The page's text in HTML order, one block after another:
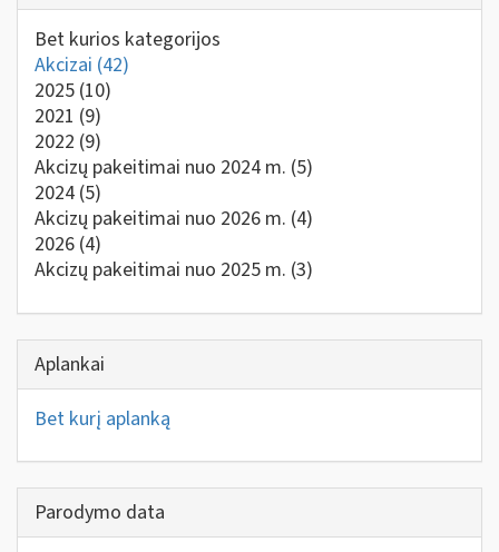
Bet kurios kategorijos
Akcizai (42)
2025 (10)
2021 (9)
2022 (9)
Akcizų pakeitimai nuo 2024 m. (5)
2024 (5)
Akcizų pakeitimai nuo 2026 m. (4)
2026 (4)
Akcizų pakeitimai nuo 2025 m. (3)
Aplankai
Bet kurį aplanką
Parodymo data